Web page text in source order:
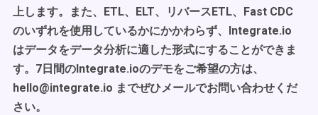
上します。また、ETL、ELT、リバースETL、Fast CDC
のいずれを使用しているかにかかわらず、Integrate.io
はデータをデータ分析に適した形式にすることができま
す。7日間のIntegrate.ioのデモをご希望の方は、
hello@integrate.io までぜひメールでお問い合わせくだ
さい。